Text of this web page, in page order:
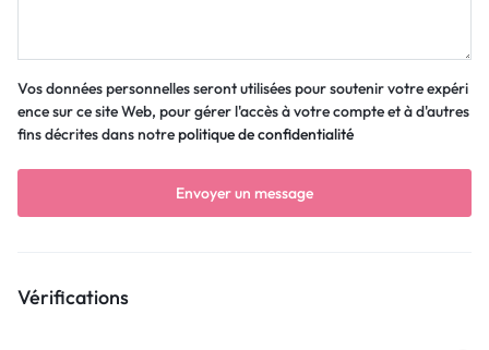
Vos données personnelles seront utilisées pour soutenir votre expéri
ence sur ce site Web, pour gérer l'accès à votre compte et à d'autres
fins décrites dans notrepolitique de confidentialité
Vérifications